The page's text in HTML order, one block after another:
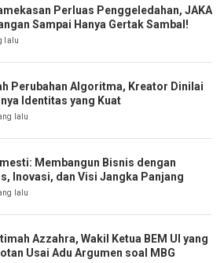
Perluas Penggeledahan, JAKA
Sampai Hanya Gertak Sambal!
lalu
Perubahan Algoritma, Kreator Dinilai
Identitas yang Kuat
lalu
Membangun Bisnis dengan
Inovasi, dan Visi Jangka Panjang
lalu
Azzahra, Wakil Ketua BEM UI yang
Usai Adu Argumen soal MBG